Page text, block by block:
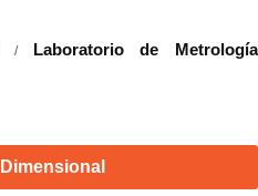
/
Laboratorio de Metrología